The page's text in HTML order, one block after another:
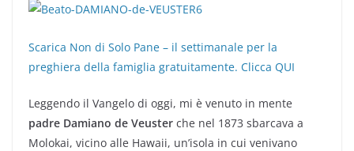
Scarica Non di Solo Pane – il settimanale per la
preghiera della famiglia gratuitamente. Clicca QUI
Leggendo il Vangelo di oggi, mi è venuto in mente
padre Damiano de Veuster che nel 1873 sbarcava a
Molokai, vicino alle Hawaii, un’isola in cui venivano